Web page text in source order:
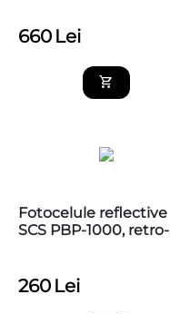
660 Lei
Fotocelule reflective
SCS PBP-1000, retro-
260 Lei